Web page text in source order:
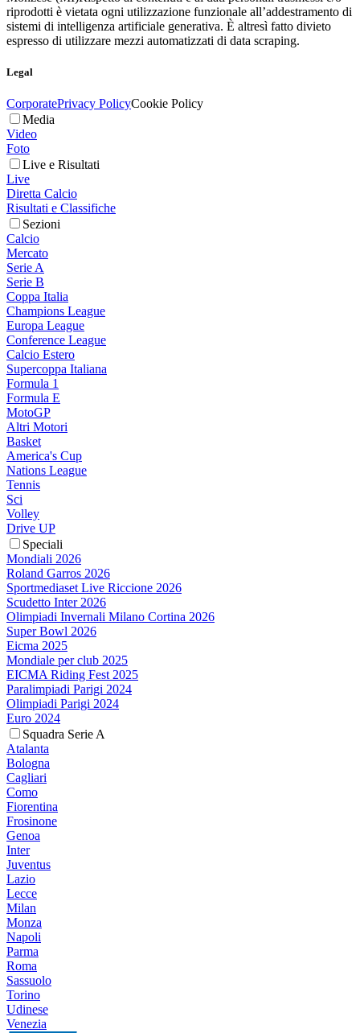
riprodotti è vietata ogni utilizzazione funzionale all’addestramento di
sistemi di intelligenza artificiale generativa. È altresì fatto divieto
espresso di utilizzare mezzi automatizzati di data scraping.
Legal
CorporatePrivacy PolicyCookie Policy
Media
Video
Foto
Live e Risultati
Live
Diretta Calcio
Risultati e Classifiche
Sezioni
Calcio
Mercato
Serie A
Serie B
Coppa Italia
Champions League
Europa League
Conference League
Calcio Estero
Supercoppa Italiana
Formula 1
Formula E
MotoGP
Altri Motori
Basket
America's Cup
Nations League
Tennis
Sci
Volley
Drive UP
Speciali
Mondiali 2026
Roland Garros 2026
Sportmediaset Live Riccione 2026
Scudetto Inter 2026
Olimpiadi Invernali Milano Cortina 2026
Super Bowl 2026
Eicma 2025
Mondiale per club 2025
EICMA Riding Fest 2025
Paralimpiadi Parigi 2024
Olimpiadi Parigi 2024
Euro 2024
Squadra Serie A
Atalanta
Bologna
Cagliari
Como
Fiorentina
Frosinone
Genoa
Inter
Juventus
Lazio
Lecce
Milan
Monza
Napoli
Parma
Roma
Sassuolo
Torino
Udinese
Venezia